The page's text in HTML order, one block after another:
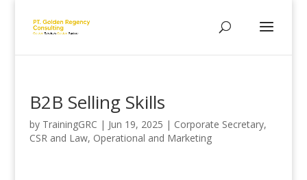
B2B Selling Skills
by TrainingGRC | Jun 19, 2025 | Corporate Secretary,
CSR and Law, Operational and Marketing